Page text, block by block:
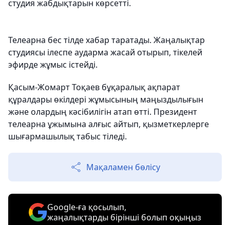
студия жабдықтарын көрсетті.
Телеарна бес тілде хабар таратады. Жаңалықтар
студиясы ілеспе аударма жасай отырып, тікелей
эфирде жұмыс істейді.
Қасым-Жомарт Тоқаев бұқаралық ақпарат
құралдары өкілдері жұмысының маңыздылығын
және олардың кәсібилігін атап өтті. Президент
телеарна ұжымына алғыс айтып, қызметкерлерге
шығармашылық табыс тіледі.
Мақаламен бөлісу
Google-ға қосылып,
жаңалықтарды бірінші болып оқыңыз